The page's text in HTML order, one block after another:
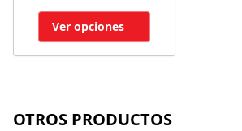
Ver opciones
OTROS PRODUCTOS